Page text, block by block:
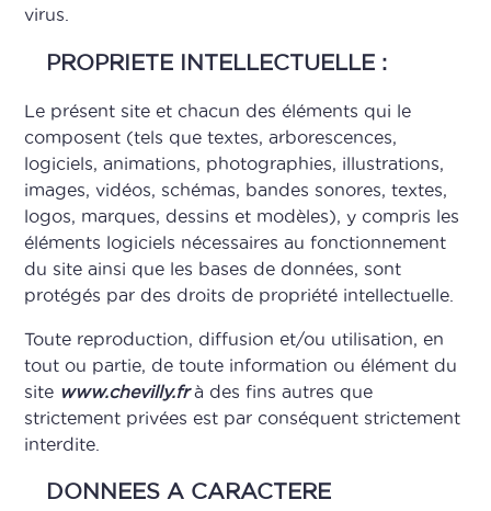
virus.
PROPRIETE INTELLECTUELLE :
Le présent site et chacun des éléments qui le
composent (tels que textes, arborescences,
logiciels, animations, photographies, illustrations,
images, vidéos, schémas, bandes sonores, textes,
logos, marques, dessins et modèles), y compris les
éléments logiciels nécessaires au fonctionnement
du site ainsi que les bases de données, sont
protégés par des droits de propriété intellectuelle.
Toute reproduction, diffusion et/ou utilisation, en
tout ou partie, de toute information ou élément du
site www.chevilly.frà des fins autres que
strictement privées est par conséquent strictement
interdite.
DONNEES A CARACTERE